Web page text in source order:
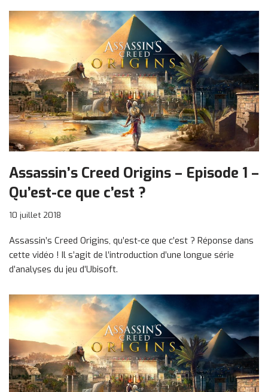
Assassin’s Creed Origins – Episode 1 –
Qu’est-ce que c’est ?
10 juillet 2018
Assassin’s Creed Origins, qu’est-ce que c’est ? Réponse dans
cette vidéo ! Il s’agit de l’introduction d’une longue série
d’analyses du jeu d’Ubisoft.